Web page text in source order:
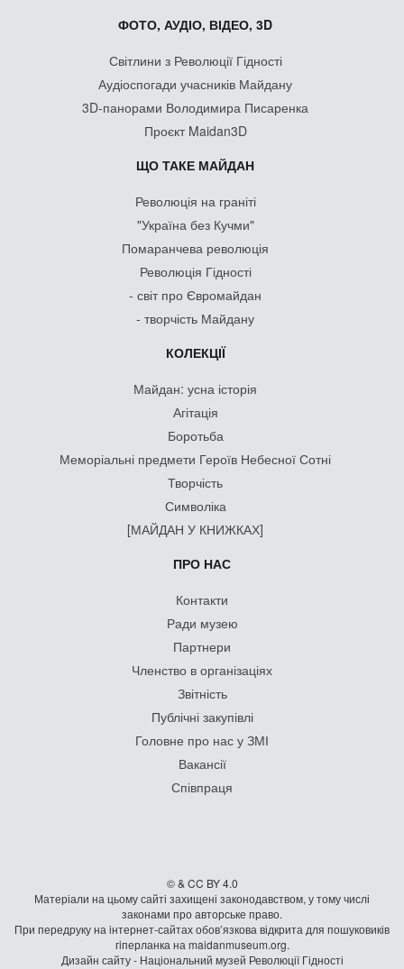
ФОТО, АУДІО, ВІДЕО, 3D
Світлини з Революції Гідності
Аудіоспогади учасників Майдану
3D-панорами Володимира Писаренка
Проєкт Maidan3D
ЩО ТАКЕ МАЙДАН
Революція на граніті
"Україна без Кучми"
Помаранчева революція
Революція Гідності
- світ про Євромайдан
- творчість Майдану
КОЛЕКЦІЇ
Майдан: усна історія
Агітація
Боротьба
Меморіальні предмети Героїв Небесної Сотні
Творчість
Символіка
[МАЙДАН У КНИЖКАХ]
ПРО НАС
Контакти
Ради музею
Партнери
Членство в організаціях
Звітність
Публічні закупівлі
Головне про нас у ЗМІ
Вакансії
Співпраця
© & CC BY 4.0
Матеріали на цьому сайті захищені законодавством, у тому числі
законами про авторське право.
При передруку на iнтернет-сайтах обов’язкова відкрита для пошуковиків
гiперланка на maidanmuseum.org.
Дизайн сайту - Національний музей Революції Гідності